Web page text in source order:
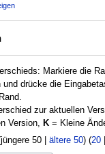
Markiere die
und drücke die
zur aktuellen
Version, K= Kleine
jüngere 50| ältere 50) (20|